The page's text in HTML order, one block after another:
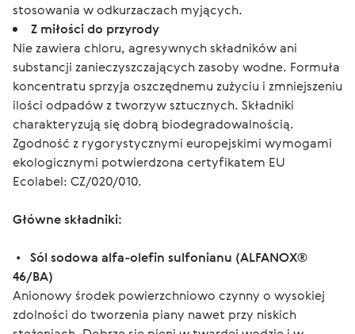
stosowania w odkurzaczach myjących.
Z miłości do przyrody
Nie zawiera chloru, agresywnych składników ani
substancji zanieczyszczających zasoby wodne. Formuła
koncentratu sprzyja oszczędnemu zużyciu i zmniejszeniu
ilości odpadów z tworzyw sztucznych. Składniki
charakteryzują się dobrą biodegradowalnością.
Zgodność z rygorystycznymi europejskimi wymogami
ekologicznymi potwierdzona certyfikatem EU
Ecolabel: CZ/020/010.
Główne składniki:
• Sól sodowa alfa-olefin sulfonianu (ALFANOX®
46/BA)
Anionowy środek powierzchniowo czynny o wysokiej
zdolności do tworzenia piany nawet przy niskich